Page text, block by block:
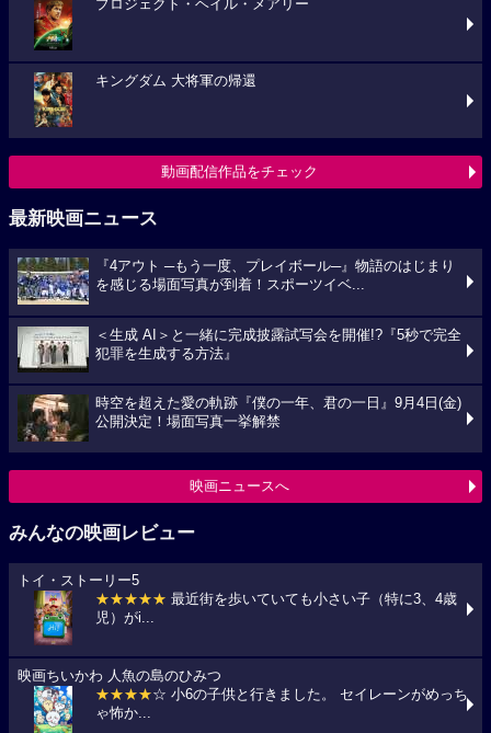
プロジェクト・ヘイル・メアリー
キングダム 大将軍の帰還
動画配信作品をチェック
最新映画ニュース
『4アウト ─もう一度、プレイボール─』物語のはじまり
を感じる場面写真が到着！スポーツイベ...
＜生成 AI＞と一緒に完成披露試写会を開催!?『5秒で完全
犯罪を生成する方法』
時空を超えた愛の軌跡『僕の一年、君の一日』9月4日(金)
公開決定！場面写真一挙解禁
映画ニュースへ
みんなの映画レビュー
トイ・ストーリー5
★★★★★ 最近街を歩いていても小さい子（特に3、4歳
児）がi...
映画ちいかわ 人魚の島のひみつ
★★★★☆ 小6の子供と行きました。 セイレーンがめっち
ゃ怖か...